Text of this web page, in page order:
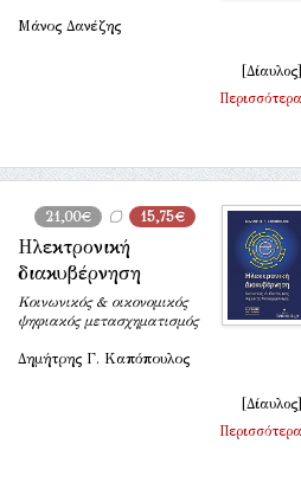
Μάνος Δανέζης
[Δίαυλος]
Περισσότερα
21,00€ 15,75€
Ηλεκτρονική
διακυβέρνηση
Κοινωνικός & οικονομικός
ψηφιακός μετασχηματισμός
Δημήτρης Γ. Καπόπουλος
[Δίαυλος]
Περισσότερα